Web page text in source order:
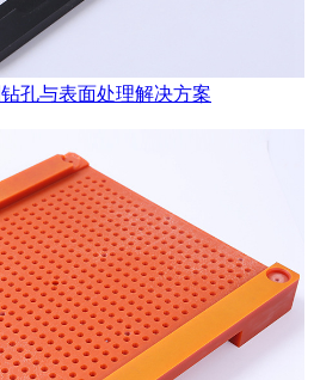
孔与表面处理解决方案